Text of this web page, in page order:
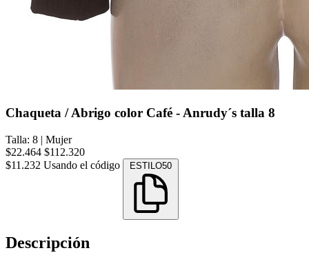
Chaqueta / Abrigo color Café - Anrudy´s talla 8
Talla: 8 | Mujer
$22.464 $112.320
$11.232 Usando el código ESTILO50
Descripción